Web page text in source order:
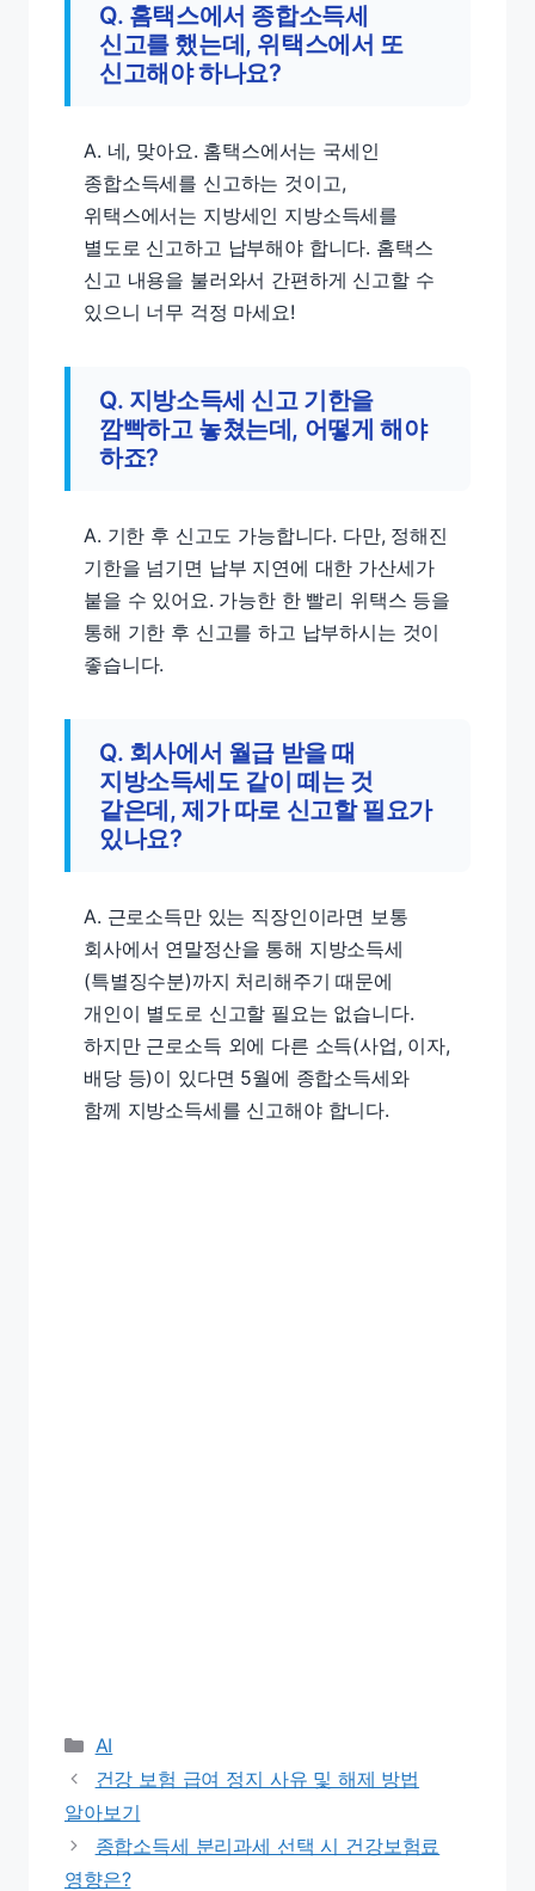
Q. 홈택스에서 종합소득세
신고를 했는데, 위택스에서 또
신고해야 하나요?
A. 네, 맞아요. 홈택스에서는 국세인
종합소득세를 신고하는 것이고,
위택스에서는 지방세인 지방소득세를
별도로 신고하고 납부해야 합니다. 홈택스
신고 내용을 불러와서 간편하게 신고할 수
있으니 너무 걱정 마세요!
Q. 지방소득세 신고 기한을
깜빡하고 놓쳤는데, 어떻게 해야
하죠?
A. 기한 후 신고도 가능합니다. 다만, 정해진
기한을 넘기면 납부 지연에 대한 가산세가
붙을 수 있어요. 가능한 한 빨리 위택스 등을
통해 기한 후 신고를 하고 납부하시는 것이
좋습니다.
Q. 회사에서 월급 받을 때
지방소득세도 같이 떼는 것
같은데, 제가 따로 신고할 필요가
있나요?
A. 근로소득만 있는 직장인이라면 보통
회사에서 연말정산을 통해 지방소득세
(특별징수분)까지 처리해주기 때문에
개인이 별도로 신고할 필요는 없습니다.
하지만 근로소득 외에 다른 소득(사업, 이자,
배당 등)이 있다면 5월에 종합소득세와
함께 지방소득세를 신고해야 합니다.
Categories
AI
건강 보험 급여 정지 사유 및 해제 방법
알아보기
종합소득세 분리과세 선택 시 건강보험료
영향은?